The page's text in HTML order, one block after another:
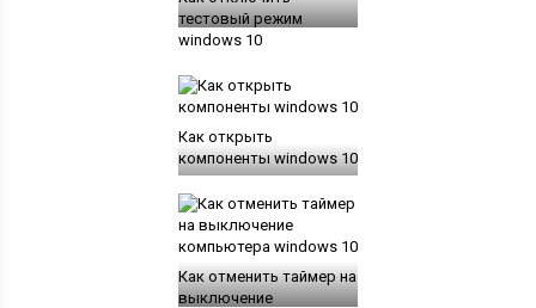
тестовый режим
windows 10
Как открыть
компоненты windows 10
Как отменить таймер на
выключение